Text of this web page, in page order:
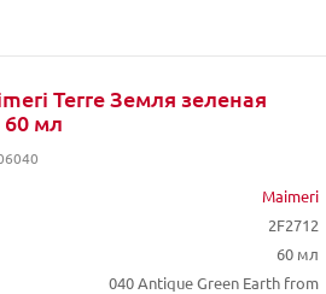
Terre Земля зеленая
60 мл
Maimeri
2F2712
60 мл
040 Antique Green Earth from